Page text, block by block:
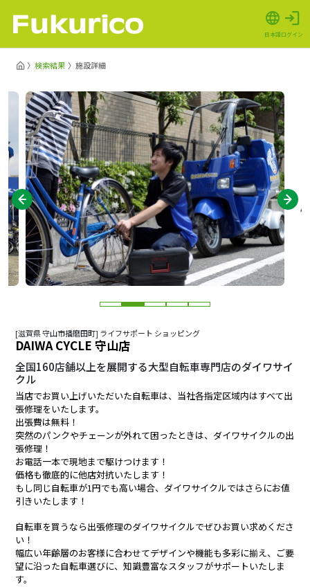
日本語ログイン
検索結果 施設詳細
[滋賀県 守山市播磨田町] ライフサポート ショッピング
DAIWA CYCLE 守山店
全国160店舗以上を展開する大型自転車専門店のダイワサイ
クル
当店でお買い上げいただいた自転車は、当社各指定区域内はすべて出
張修理をいたします。
出張費は無料！
突然のパンクやチェーンが外れて困ったときは、ダイワサイクルの出
張修理！
お電話一本で現地まで駆けつけます！
価格も徹底的に他店対抗いたします！
もし同じ自転車が1円でも高い場合、ダイワサイクルではさらにお値
引きいたします！
自転車を買うなら出張修理のダイワサイクルでぜひお買い求めくださ
い！
幅広い年齢層のお客様に合わせてデザインや機能も多彩に揃え、ご要
望に沿った自転車選びに、知識豊富なスタッフがサポートいたしま
す。